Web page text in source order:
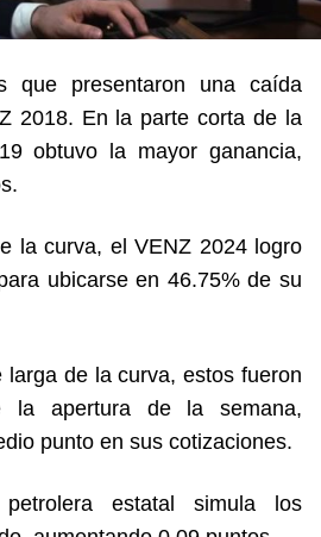
que presentaron una caída
2018. En la parte corta de la
obtuvo la mayor ganancia,
la curva, el VENZ 2024 logro
ubicarse en 46.75% de su
larga de la curva, estos fueron
la apertura de la semana,
punto en sus cotizaciones.
estatal simula los